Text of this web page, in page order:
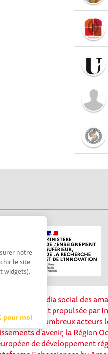
notre
le site
widgets).
pour moi
vos Options
est le média social des
Elle est propulsée par
de nombreux acteurs
d'avenir, la Région
de développement